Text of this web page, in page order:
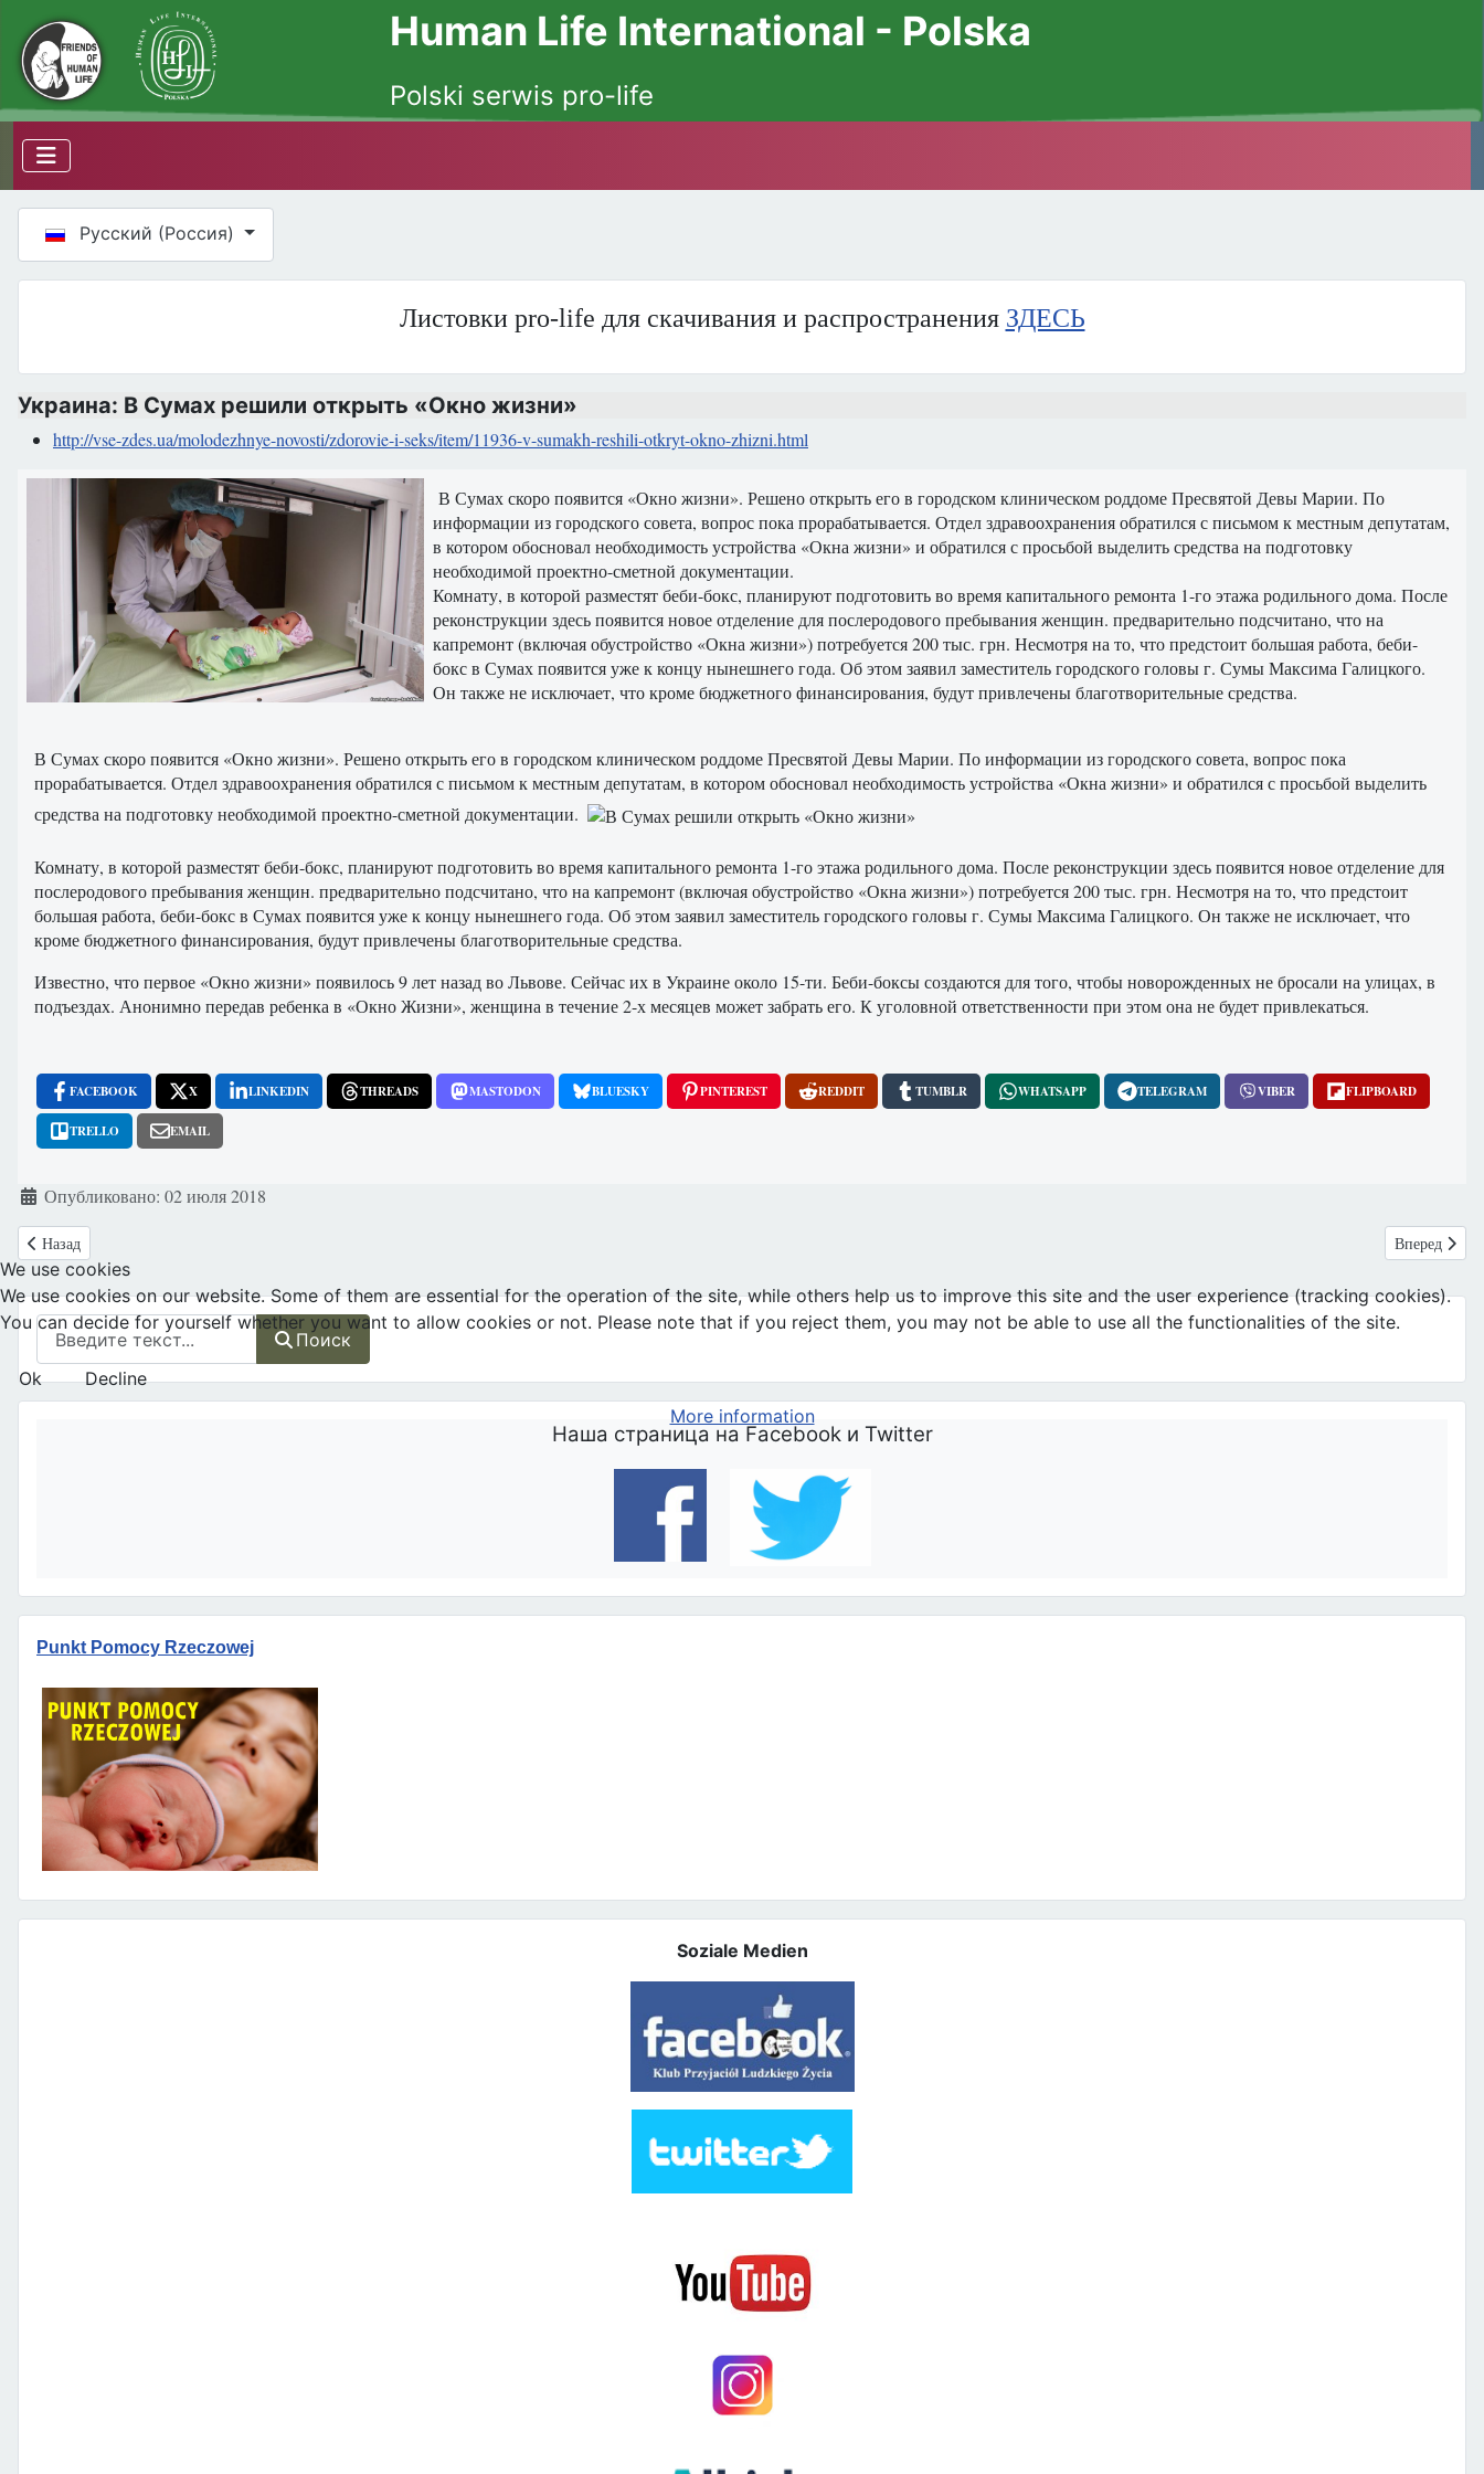
Human Life International - Polska
Polski serwis pro-life
Поиск
Поиск
Наша страница на Facebook и Twitter
Punkt Pomocy Rzeczowej
Soziale Medien
Русский (Россия)
Листовки pro-life для скачивания и распространения ЗДЕСЬ
Украина: В Сумах решили открыть «Окно жизни»
http://vse-zdes.ua/molodezhnye-novosti/zdorovie-i-seks/item/11936-v-sumakh-reshili-otkryt-okno-zhizni.html
В Сумах скоро появится «Окно жизни». Решено открыть его в городском клиническом роддоме Пресвятой Девы Марии. По
информации из городского совета, вопрос пока прорабатывается. Отдел здравоохранения обратился с письмом к местным депутатам,
в котором обосновал необходимость устройства «Окна жизни» и обратился с просьбой выделить средства на подготовку
необходимой проектно-сметной документации.
Комнату, в которой разместят беби-бокс, планируют подготовить во время капитального ремонта 1-го этажа родильного дома. После
реконструкции здесь появится новое отделение для послеродового пребывания женщин. предварительно подсчитано, что на
капремонт (включая обустройство «Окна жизни») потребуется 200 тыс. грн. Несмотря на то, что предстоит большая работа, беби-
бокс в Сумах появится уже к концу нынешнего года. Об этом заявил заместитель городского головы г. Сумы Максима Галицкого.
Он также не исключает, что кроме бюджетного финансирования, будут привлечены благотворительные средства.
В Сумах скоро появится «Окно жизни». Решено открыть его в городском клиническом роддоме Пресвятой Девы Марии. По информации из городского совета, вопрос пока
прорабатывается. Отдел здравоохранения обратился с письмом к местным депутатам, в котором обосновал необходимость устройства «Окна жизни» и обратился с просьбой выделить
средства на подготовку необходимой проектно-сметной документации.
Комнату, в которой разместят беби-бокс, планируют подготовить во время капитального ремонта 1-го этажа родильного дома. После реконструкции здесь появится новое отделение для
послеродового пребывания женщин. предварительно подсчитано, что на капремонт (включая обустройство «Окна жизни») потребуется 200 тыс. грн. Несмотря на то, что предстоит
большая работа, беби-бокс в Сумах появится уже к концу нынешнего года. Об этом заявил заместитель городского головы г. Сумы Максима Галицкого. Он также не исключает, что
кроме бюджетного финансирования, будут привлечены благотворительные средства.
Известно, что первое «Окно жизни» появилось 9 лет назад во Львове. Сейчас их в Украине около 15-ти. Беби-боксы создаются для того, чтобы новорожденных не бросали на улицах, в
подъездах. Анонимно передав ребенка в «Окно Жизни», женщина в течение 2-х месяцев может забрать его. К уголовной ответственности при этом она не будет привлекаться.
FACEBOOK X LINKEDIN THREADS MASTODON BLUESKY PINTEREST REDDIT TUMBLR WHATSAPP TELEGRAM VIBER FLIPBOARD
TRELLO EMAIL
Информация о материале
Опубликовано: 02 июля 2018
Предыдущий: Россия: Краснодар. Новорожденного ребенка обнаружили врачи в бэби-боксе Краснодара
Назад Следующий:
Вперед
We use cookies
We use cookies on our website. Some of them are essential for the operation of the site, while others help us to improve this site and the user experience (tracking cookies).
You can decide for yourself whether you want to allow cookies or not. Please note that if you reject them, you may not be able to use all the functionalities of the site.
Ok
Decline
More information